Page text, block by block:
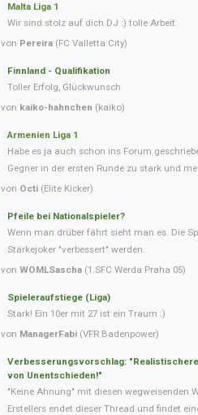
Malta Liga 1
Wir sind stolz auf dich DJ :) tolle Arbeit
von Pereira (FC Valletta City)
Finnland - Qualifikation
Toller Erfolg, Glückwunsch
von kaiko-hahnchen (kaiko)
Armenien Liga 1
Habe es ja auch schon ins Forum
Gegner in der ersten Runde zu stark und
von Octi (Elite Kicker)
Pfeile bei Nationalspieler?
Wenn man drüber fährt sieht man es. Die
Stärkejoker "verbessert" werden.
von WOMLSascha (1.SFC Werda Praha 05)
Spieleraufstiege (Liga)
Stark! Ein 10er mit 27 ist ein Traum :)
von ManagerFabi (VFR Badenpower)
Verbesserungsvorschlag:
von Unentschieden!"
"Keine Ahnung" mit diesen wegweisenden
Erstellers endet dieser Thread und findet